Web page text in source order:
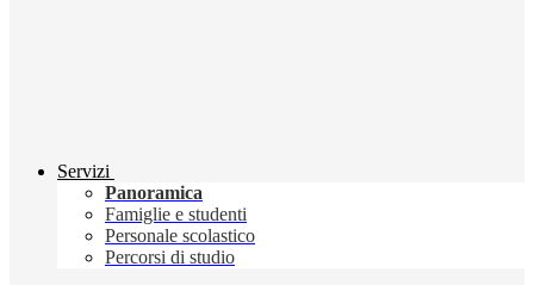
Servizi
Panoramica
Famiglie e studenti
Personale scolastico
Percorsi di studio